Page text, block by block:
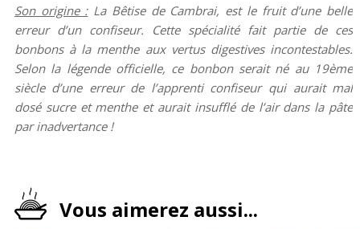
Son origine :La Bêtise de Cambrai, est le fruit d’une belle
erreur d’un confiseur.
Cette spécialité fait partie de ces
bonbons à la menthe aux vertus digestives incontestables.
Selon la légende officielle, ce bonbon serait né au 19ème
siècle d’une erreur de l’apprenti confiseur qui aurait mal
dosé sucre et menthe et aurait insufflé de l’air dans la pâte
par inadvertance !
Vous aimerez aussi...